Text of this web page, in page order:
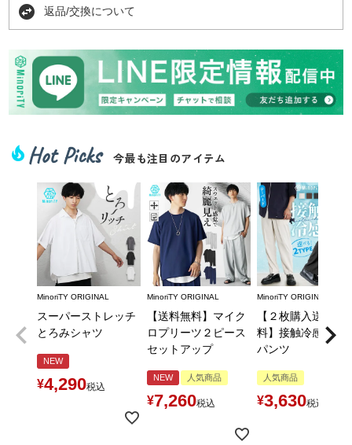
swap_horizontal_circle 返品/交換について
local_fire_department Hot Picks 今最も注目のアイテム
MinoriTY ORIGINAL
スーパーストレッチ
とろみシャツ
NEW
¥4,290税込
MinoriTY ORIGINAL
【送料無料】マイク
ロプリーツ２ピース
セットアップ
NEW 人気商品
¥7,260税込
MinoriTY ORIGINAL
【２枚購入送料無
料】接触冷感とろ
パンツ
人気商品
¥3,630税込